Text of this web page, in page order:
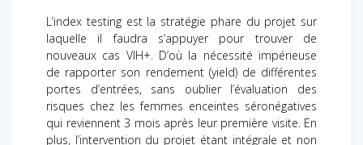
L’index testing est la stratégie phare du projet sur
laquelle il faudra s’appuyer pour trouver de
nouveaux cas VIH+. D’où la nécessité impérieuse
de rapporter son rendement (yield) de différentes
portes d’entrées, sans oublier l’évaluation des
risques chez les femmes enceintes séronégatives
qui reviennent 3 mois après leur première visite. En
plus, l’intervention du projet étant intégrale et non